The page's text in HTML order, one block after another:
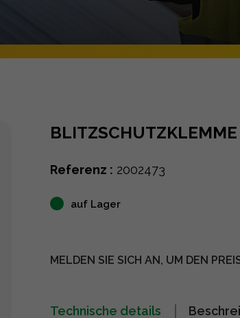
Referenz : 2002473
auf Lager
MELDEN SIE SICH AN, UM DEN
Technische details